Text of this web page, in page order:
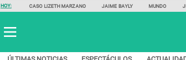
HOY: CASO LIZETH MARZANO JAIME BAYLY MUNDO